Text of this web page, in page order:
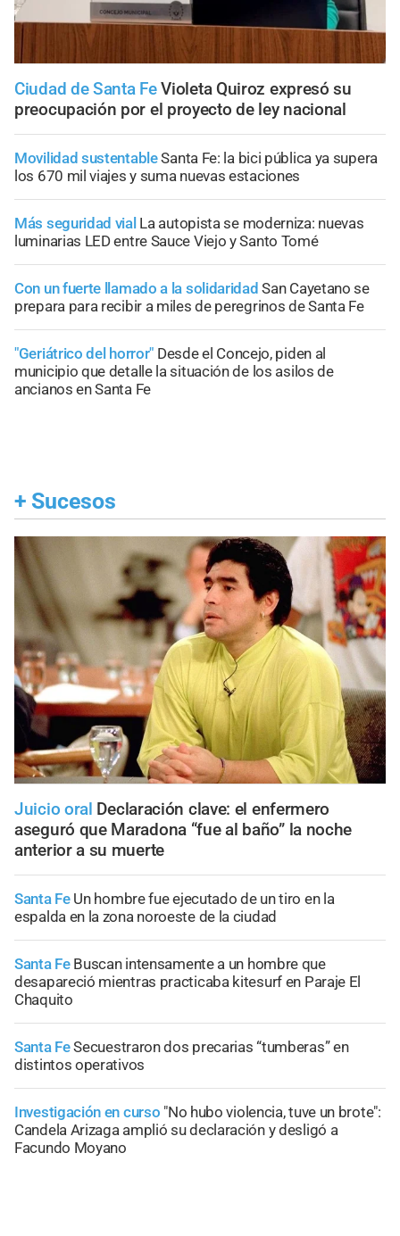
Ciudad de Santa Fe Violeta Quiroz expresó su
preocupación por el proyecto de ley nacional
Movilidad sustentableSanta Fe: la bici pública ya supera
los 670 mil viajes y suma nuevas estaciones
Más seguridad vial La autopista se moderniza: nuevas
luminarias LED entre Sauce Viejo y Santo Tomé
Con un fuerte llamado a la solidaridad San Cayetano se
prepara para recibir a miles de peregrinos de Santa Fe
"Geriátrico del horror" Desde el Concejo, piden al
municipio que detalle la situación de los asilos de
ancianos en Santa Fe
+ Sucesos
Juicio oral Declaración clave: el enfermero
aseguró que Maradona “fue al baño” la noche
anterior a su muerte
Santa Fe Un hombre fue ejecutado de un tiro en la
espalda en la zona noroeste de la ciudad
Santa Fe Buscan intensamente a un hombre que
desapareció mientras practicaba kitesurf en Paraje El
Chaquito
Santa FeSecuestraron dos precarias “tumberas” en
distintos operativos
Investigación en curso "No hubo violencia, tuve un brote":
Candela Arizaga amplió su declaración y desligó a
Facundo Moyano